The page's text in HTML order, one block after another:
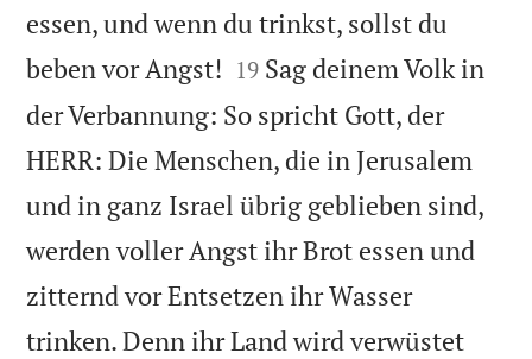
essen, und wenn du trinkst, sollst du
beben vor Angst! 

19 Sag deinem Volk in
der Verbannung: So spricht Gott, der
HERR: Die Menschen, die in Jerusalem
und in ganz Israel übrig geblieben sind,
werden voller Angst ihr Brot essen und
zitternd vor Entsetzen ihr Wasser
trinken. Denn ihr Land wird verwüstet